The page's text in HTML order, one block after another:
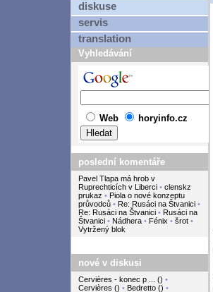
diskuse
servis
translation
Vyhledávání
Web horyinfo.cz
poslední komentáře
Pavel Tlapa má hrob v
Ruprechticích v Liberci • clenskz
prukaz • Piola o nové konzeptu
průvodců • Re: Rusáci na Štvanici •
Re: Rusáci na Štvanici • Rusáci na
Štvanici • Nádhera • Fénix • šrot •
Vytržený blok
nové v diskusi
Cervières - konec p ... () •
Cervières () • Bedretto () •